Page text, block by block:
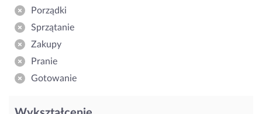
Porządki
Sprzątanie
Zakupy
Pranie
Gotowanie